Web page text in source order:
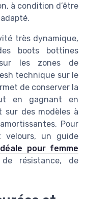
à condition d’être
très dynamique,
boots bottines
les zones de
technique sur le
de conserver la
en gagnant en
des modèles à
Pour
velours, un guide
pour femme
résistance, de